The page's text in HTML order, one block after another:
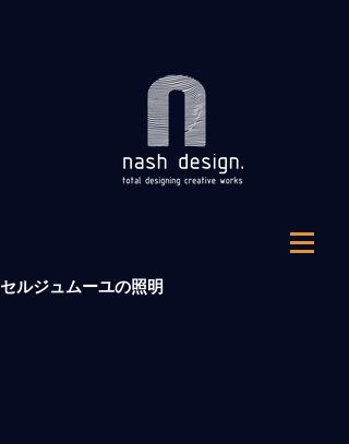
セルジュムーユの照明